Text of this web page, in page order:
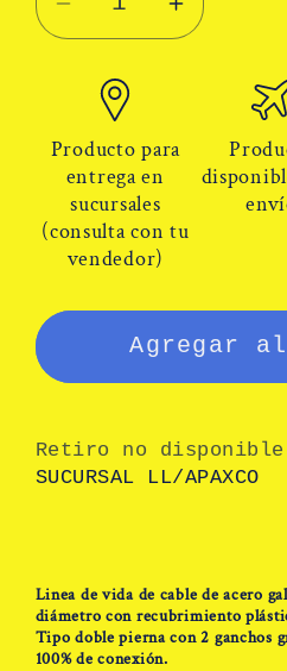
Reducir
cantidad
para
Linea
de
vida
doble
de
acero
c/
amortiguador
Golden
Eagle
Aumentar
cantidad
de
vida
de
c/
Golden
Eagle
Producto para
entrega en
sucursales
(consulta con tu
vendedor)
Agregar
Retiro no disponible
SUCURSAL LL/APAXCO
Linea de vida de cable de acero
diámetro con recubrimiento
Tipo doble pierna con 2 ganchos
100% de conexión.